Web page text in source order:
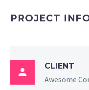
PROJECT

CLIENT
Awesome